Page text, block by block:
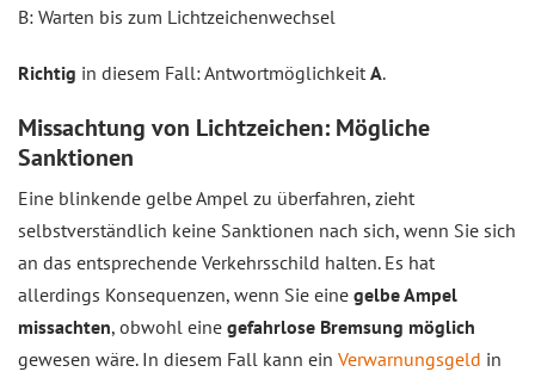
B: Warten bis zum Lichtzeichenwechsel
Richtig in diesem Fall: Antwortmöglichkeit A.
Missachtung von Lichtzeichen: Mögliche
Sanktionen
Eine blinkende gelbe Ampel zu überfahren, zieht
selbstverständlich keine Sanktionen nach sich, wenn Sie sich
an das entsprechende Verkehrsschild halten. Es hat
allerdings Konsequenzen, wenn Sie eine gelbe Ampel
missachten, obwohl eine gefahrlose Bremsung möglich
gewesen wäre. In diesem Fall kann ein Verwarnungsgeld in